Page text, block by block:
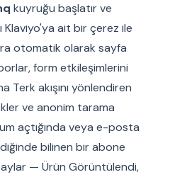
kuyruğu başlatır ve
Klaviyo'ya ait bir çerez ile
otomatik olarak sayfa
form etkileşimlerini
Terk akışını yönlendiren
ve anonim tarama
açtığında veya e-posta
bilinen bir abone
— Ürün Görüntülendi,